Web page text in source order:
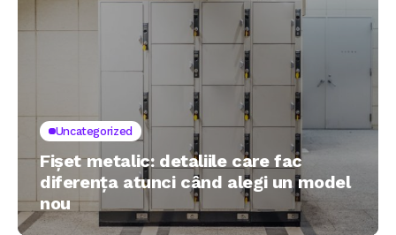
Uncategorized
Fișet metalic: detaliile care fac
diferența atunci când alegi un model
nou